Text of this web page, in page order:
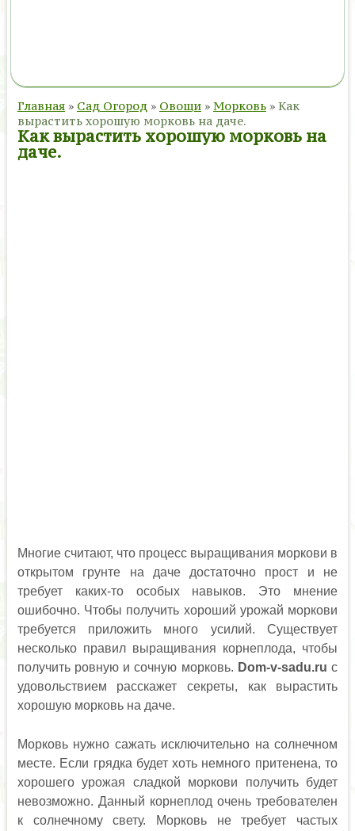
Главная » Сад Огород » Овощи » Морковь » Как
вырастить хорошую морковь на даче.
Как вырастить хорошую морковь на
даче.
Многие считают, что процесс выращивания моркови в
открытом грунте на даче достаточно прост и не
требует каких-то особых навыков. Это мнение
ошибочно. Чтобы получить хороший урожай моркови
требуется приложить много усилий. Существует
несколько правил выращивания корнеплода, чтобы
получить ровную и сочную морковь. Dom-v-sadu.ru с
удовольствием расскажет секреты, как вырастить
хорошую морковь на даче.
Морковь нужно сажать исключительно на солнечном
месте. Если грядка будет хоть немного притенена, то
хорошего урожая сладкой моркови получить будет
невозможно. Данный корнеплод очень требователен
к солнечному свету. Морковь не требует частых